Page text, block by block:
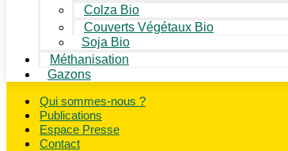
Colza Bio
Couverts Végétaux Bio
Soja Bio
Méthanisation
Gazons
Qui sommes-nous ?
Publications
Espace Presse
Contact